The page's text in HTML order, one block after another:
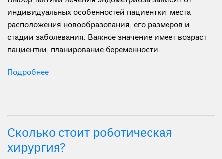
индивидуальных особенностей пациентки, места
расположения новообразования, его размеров и
стадии заболевания. Важное значение имеет возраст
пациентки, планирование беременности.
Подробнее
Сколько стоит роботическая
хирургия?